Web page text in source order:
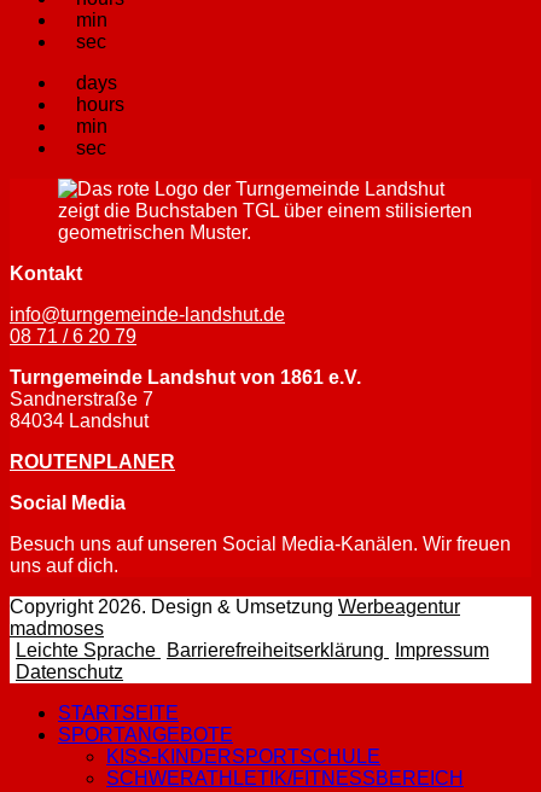
min
sec
days
hours
min
sec
Kontakt
info@turngemeinde-landshut.de
08 71 / 6 20 79
Turngemeinde Landshut von 1861 e.V.
Sandnerstraße 7
84034 Landshut
ROUTENPLANER
Social Media
Besuch uns auf unseren Social Media-Kanälen. Wir freuen
uns auf dich.
Facebook-Seite öffnen
Instagram-Seite öffnen
Copyright 2026. Design & Umsetzung Werbeagentur
madmoses– Website der Werbeagentur madmoses öffnen
Leichte Sprache – Leichte Sprache Unterseite der
Barrierefreiheitserklärung –Impressum–
Datenschutz
STARTSEITE
SPORTANGEBOTE
KISS-KINDERSPORTSCHULE
SCHWERATHLETIK/FITNESSBEREICH